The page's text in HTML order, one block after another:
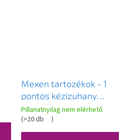
Mexen tartozékok - 1
pontos kézizuhany
készlet R-62, arany,
785625052-50
Pillanatnyilag nem elérhető
(>20 db )